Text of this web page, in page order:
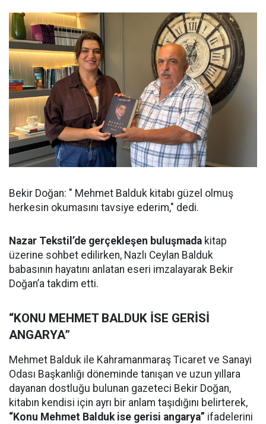
Bekir Doğan: " Mehmet Balduk kitabı güzel olmuş
herkesin okumasını tavsiye ederim," dedi.
Nazar Tekstil’de gerçekleşen buluşmada kitap
üzerine sohbet edilirken, Nazlı Ceylan Balduk
babasının hayatını anlatan eseri imzalayarak Bekir
Doğan’a takdim etti.
“KONU MEHMET BALDUK İSE GERİSİ
ANGARYA”
Mehmet Balduk ile Kahramanmaraş Ticaret ve Sanayi
Odası Başkanlığı döneminde tanışan ve uzun yıllara
dayanan dostluğu bulunan gazeteci Bekir Doğan,
kitabın kendisi için ayrı bir anlam taşıdığını belirterek,
“Konu Mehmet Balduk ise gerisi angarya” ifadelerini